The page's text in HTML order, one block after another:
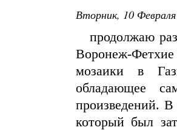
Вторник, 10
продолжаю
Воронеж-
мозаики в
обладающее
произведений. В
который был